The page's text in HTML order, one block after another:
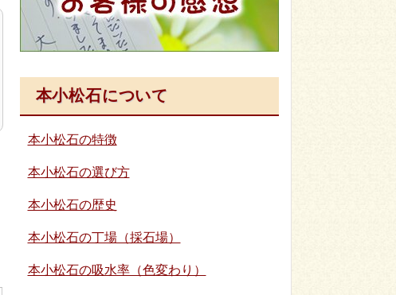
本小松石について
本小松石の特徴
本小松石の選び方
本小松石の歴史
本小松石の丁場（採石場）
本小松石の吸水率（色変わり）